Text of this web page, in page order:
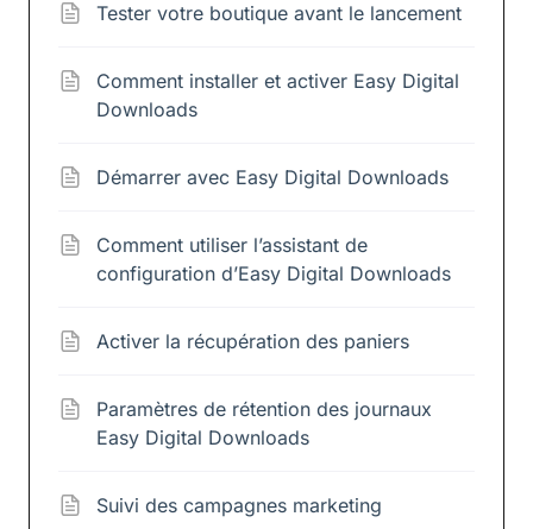
Tester votre boutique avant le lancement
Comment installer et activer Easy Digital
Downloads
Démarrer avec Easy Digital Downloads
Comment utiliser l’assistant de
configuration d’Easy Digital Downloads
Activer la récupération des paniers
Paramètres de rétention des journaux
Easy Digital Downloads
Suivi des campagnes marketing